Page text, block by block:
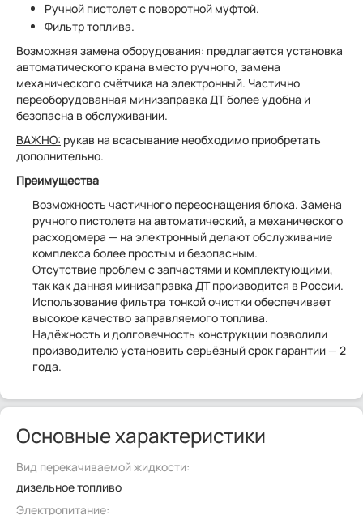
Ручной пистолет с поворотной муфтой.
Фильтр топлива.
Возможная замена оборудования: предлагается установка
автоматического крана вместо ручного, замена
механического счётчика на электронный. Частично
переоборудованная минизаправка ДТ более удобна и
безопасна в обслуживании.
ВАЖНО: рукав на всасывание необходимо приобретать
дополнительно.
Преимущества
Возможность частичного переоснащения блока. Замена
ручного пистолета на автоматический, а механического
расходомера — на электронный делают обслуживание
комплекса более простым и безопасным.
Отсутствие проблем с запчастями и комплектующими,
так как данная минизаправка ДТ производится в России.
Использование фильтра тонкой очистки обеспечивает
высокое качество заправляемого топлива.
Надёжность и долговечность конструкции позволили
производителю установить серьёзный срок гарантии — 2
года.
Основные характеристики
Вид перекачиваемой жидкости:
дизельное топливо
Электропитание: